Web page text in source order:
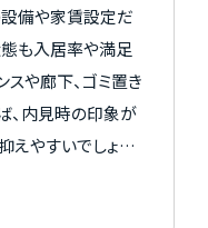
イド
備や家賃設定だ
も入居率や満足
スや廊下、ゴミ置き
、内見時の印象が
やすいでしょう。
があります。さら